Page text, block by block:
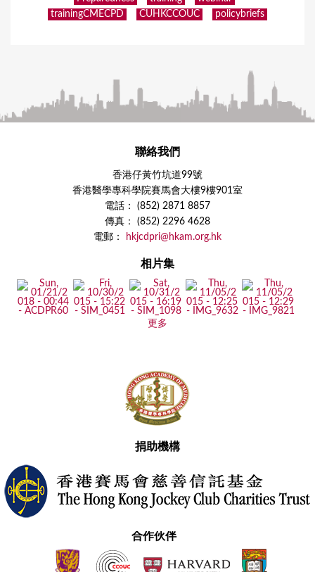
trainingCMECPD
CUHKCCOUC policybriefs
聯絡我們
香港仔黃竹坑道99號
香港醫學專科學院賽馬會大樓9樓901室
電話： (852) 2871 8857
傳真： (852) 2296 4628
電郵：
hkjcdpri@hkam.org.hk
相片集
更多
捐助機構
合作伙伴